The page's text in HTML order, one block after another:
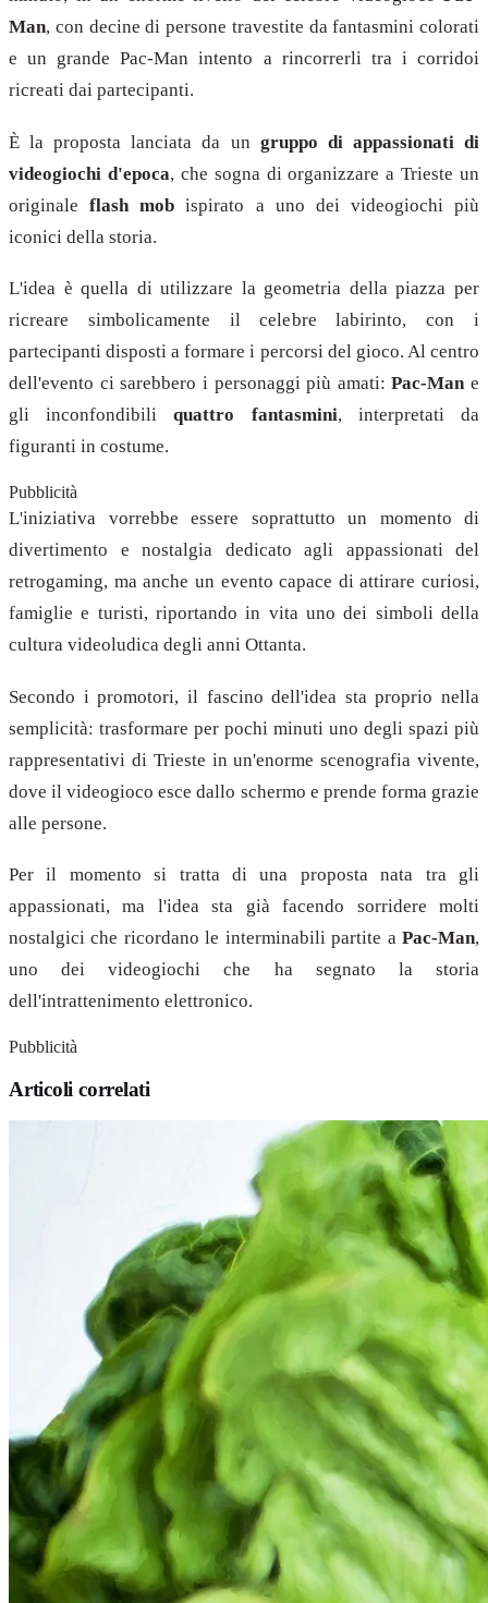
Man, con decine di persone travestite da fantasmini colorati
e un grande Pac-Man intento a rincorrerli tra i corridoi
ricreati dai partecipanti.
È la proposta lanciata da un gruppo di appassionati di
videogiochi d'epoca, che sogna di organizzare a Trieste un
originaleflash mob ispirato a uno dei videogiochi più
iconici della storia.
L'idea è quella di utilizzare la geometria della piazza per
ricreare simbolicamente il celebre labirinto, con i
partecipanti disposti a formare i percorsi del gioco. Al centro
dell'evento ci sarebbero i personaggi più amati:Pac-Mane
gli inconfondibiliquattro fantasmini, interpretati da
figuranti in costume.
Pubblicità
L'iniziativa vorrebbe essere soprattutto un momento di
divertimento e nostalgia dedicato agli appassionati del
retrogaming, ma anche un evento capace di attirare curiosi,
famiglie e turisti, riportando in vita uno dei simboli della
cultura videoludica degli anni Ottanta.
Secondo i promotori, il fascino dell'idea sta proprio nella
semplicità: trasformare per pochi minuti uno degli spazi più
rappresentativi di Trieste in un'enorme scenografia vivente,
dove il videogioco esce dallo schermo e prende forma grazie
alle persone.
Per il momento si tratta di una proposta nata tra gli
appassionati, ma l'idea sta già facendo sorridere molti
nostalgici che ricordano le interminabili partite a Pac-Man,
uno dei videogiochi che ha segnato la storia
dell'intrattenimento elettronico.
Pubblicità
Articoli correlati